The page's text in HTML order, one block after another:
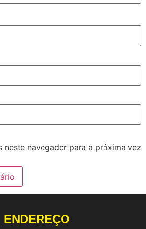
neste navegador para a próxima vez
ENDEREÇO